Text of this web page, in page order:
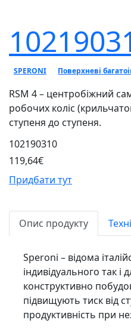
SPERONI Поверхневі
RSM 4 – центробіжний
робочих коліс
ступеня до ступеня.
102190310
119,64€
Придбати тут
Опис продукту
Speroni – відома
індивідуального так
конструктивно
підвищують тиск від
продуктивність при